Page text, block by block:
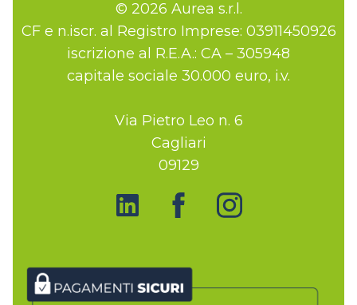
© 2026 Aurea s.r.l.
CF e n.iscr. al Registro Imprese: 03911450926
iscrizione al R.E.A.: CA – 305948
capitale sociale 30.000 euro, i.v.
Via Pietro Leo n. 6
Cagliari
09129